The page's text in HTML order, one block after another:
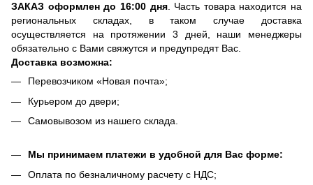
ЗАКАЗ оформлен до 16:00 дня. Часть товара находится на
региональных складах, в таком случае доставка
осуществляется на протяжении 3 дней, наши менеджеры
обязательно с Вами свяжутся и предупредят Вас.
Доставка возможна:
Перевозчиком «Новая почта»;
Курьером до двери;
Самовывозом из нашего склада.
Мы принимаем платежи в удобной для Вас форме:
Оплата по безналичному расчету с НДС;